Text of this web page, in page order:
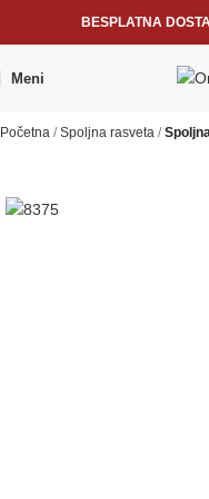
BESPLATNA
Meni
Početna Spoljna rasveta